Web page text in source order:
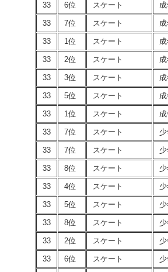
33 6位 スケート
33 7位 スケート
33 1位 スケート
33 2位 スケート
33 3位 スケート
33 5位 スケート
33 1位 スケート
33 7位 スケート
33 7位 スケート
33 8位 スケート
33 4位 スケート
33 5位 スケート
33 8位 スケート
33 2位 スケート
33 6位 スケート